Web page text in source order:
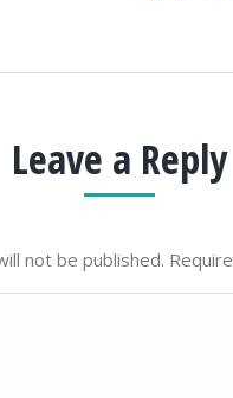
Leave a Reply
not be published.